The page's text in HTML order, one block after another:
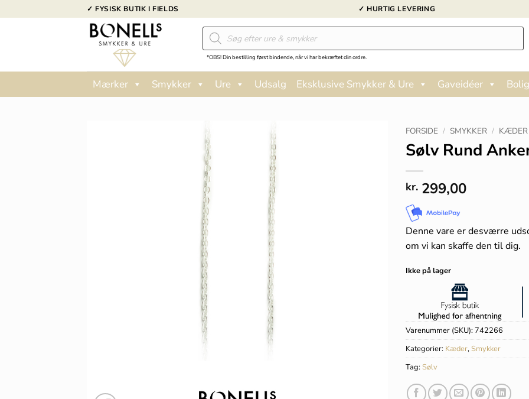
til
✓ FYSISK BUTIK I FIELDS ✓ HURTIG LEVERING
Products
search
*OBS! Din bestilling først bindende, når vi har bekræftet din ordre.
Mærker Smykker Ure Udsalg Eksklusive Smykker & Ure Gaveidéer
FORSIDE / SMYKKER / KÆDER
Sølv Rund
kr. 299,00
Denne vare er desværre
om vi kan skaffe den til dig.
Ikke på lager
Varenummer (SKU):742266
Kategorier: Kæder, Smykker
Tag: Sølv